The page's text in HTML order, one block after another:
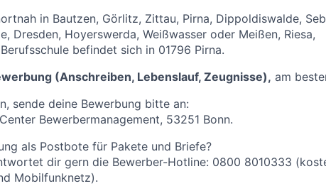
in Bautzen, Görlitz, Zittau, Pirna, Dippoldiswalde,
Dresden, Hoyerswerda, Weißwasser oder Meißen, Riesa,
befindet sich in 01796 Pirna.
(Anschreiben, Lebenslauf, Zeugnisse), am
sende deine Bewerbung bitte an:
Bewerbermanagement, 53251 Bonn.
als Postbote für Pakete und Briefe?
dir gern die Bewerber-Hotline: 0800 8010333
Mobilfunknetz).